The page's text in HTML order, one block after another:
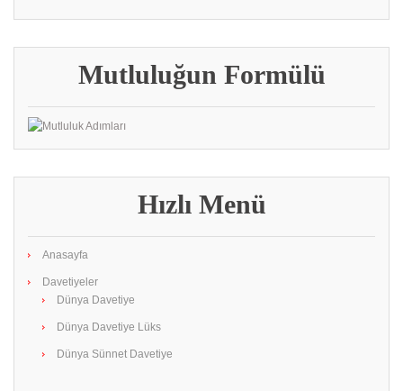
Mutluluğun Formülü
Hızlı Menü
Anasayfa
Davetiyeler
Dünya Davetiye
Dünya Davetiye Lüks
Dünya Sünnet Davetiye